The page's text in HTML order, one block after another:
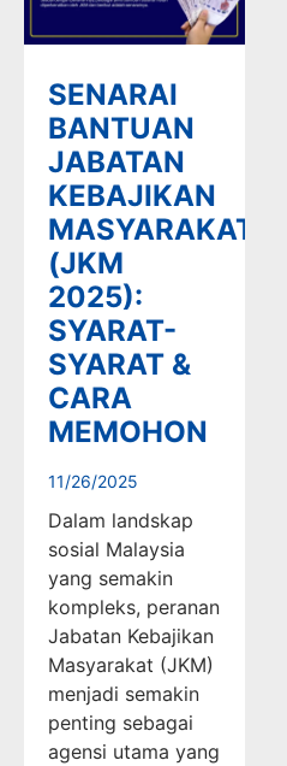
SENARAI
BANTUAN
JABATAN
KEBAJIKAN
MASYARAKAT
(JKM
2025):
SYARAT-
SYARAT &
CARA
MEMOHON
11/26/2025
Dalam landskap
sosial Malaysia
yang semakin
kompleks, peranan
Jabatan Kebajikan
Masyarakat (JKM)
menjadi semakin
penting sebagai
agensi utama yang